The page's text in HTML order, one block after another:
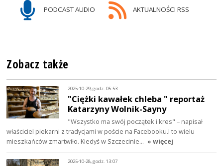
PODCAST AUDIO AKTUALNOŚCI RSS
Zobacz także
2025-10-29, godz. 05:53
"Ciężki kawałek chleba " reportaż
Katarzyny Wolnik-Sayny
"Wszystko ma swój początek i kres" – napisał
właściciel piekarni z tradycjami w poście na Facebooku.I to wielu
mieszkańców zmartwiło. Kiedyś w Szczecinie… » więcej
2025-10-28, godz. 13:07